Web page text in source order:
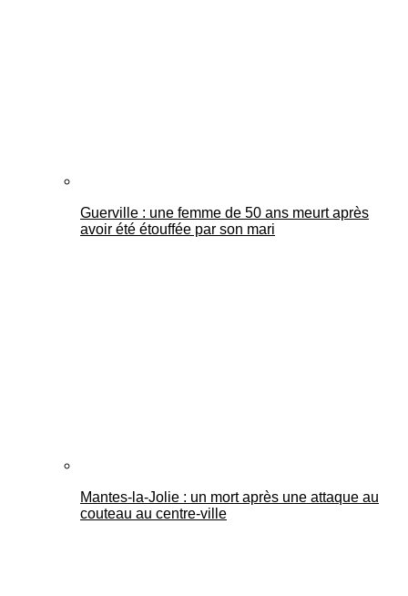
Guerville : une femme de 50 ans meurt après
avoir été étouffée par son mari
Mantes-la-Jolie : un mort après une attaque au
couteau au centre-ville